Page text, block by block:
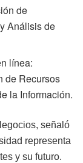
de
Análisis de
línea:
de Recursos
la Información.
señaló
representa
y su futuro.